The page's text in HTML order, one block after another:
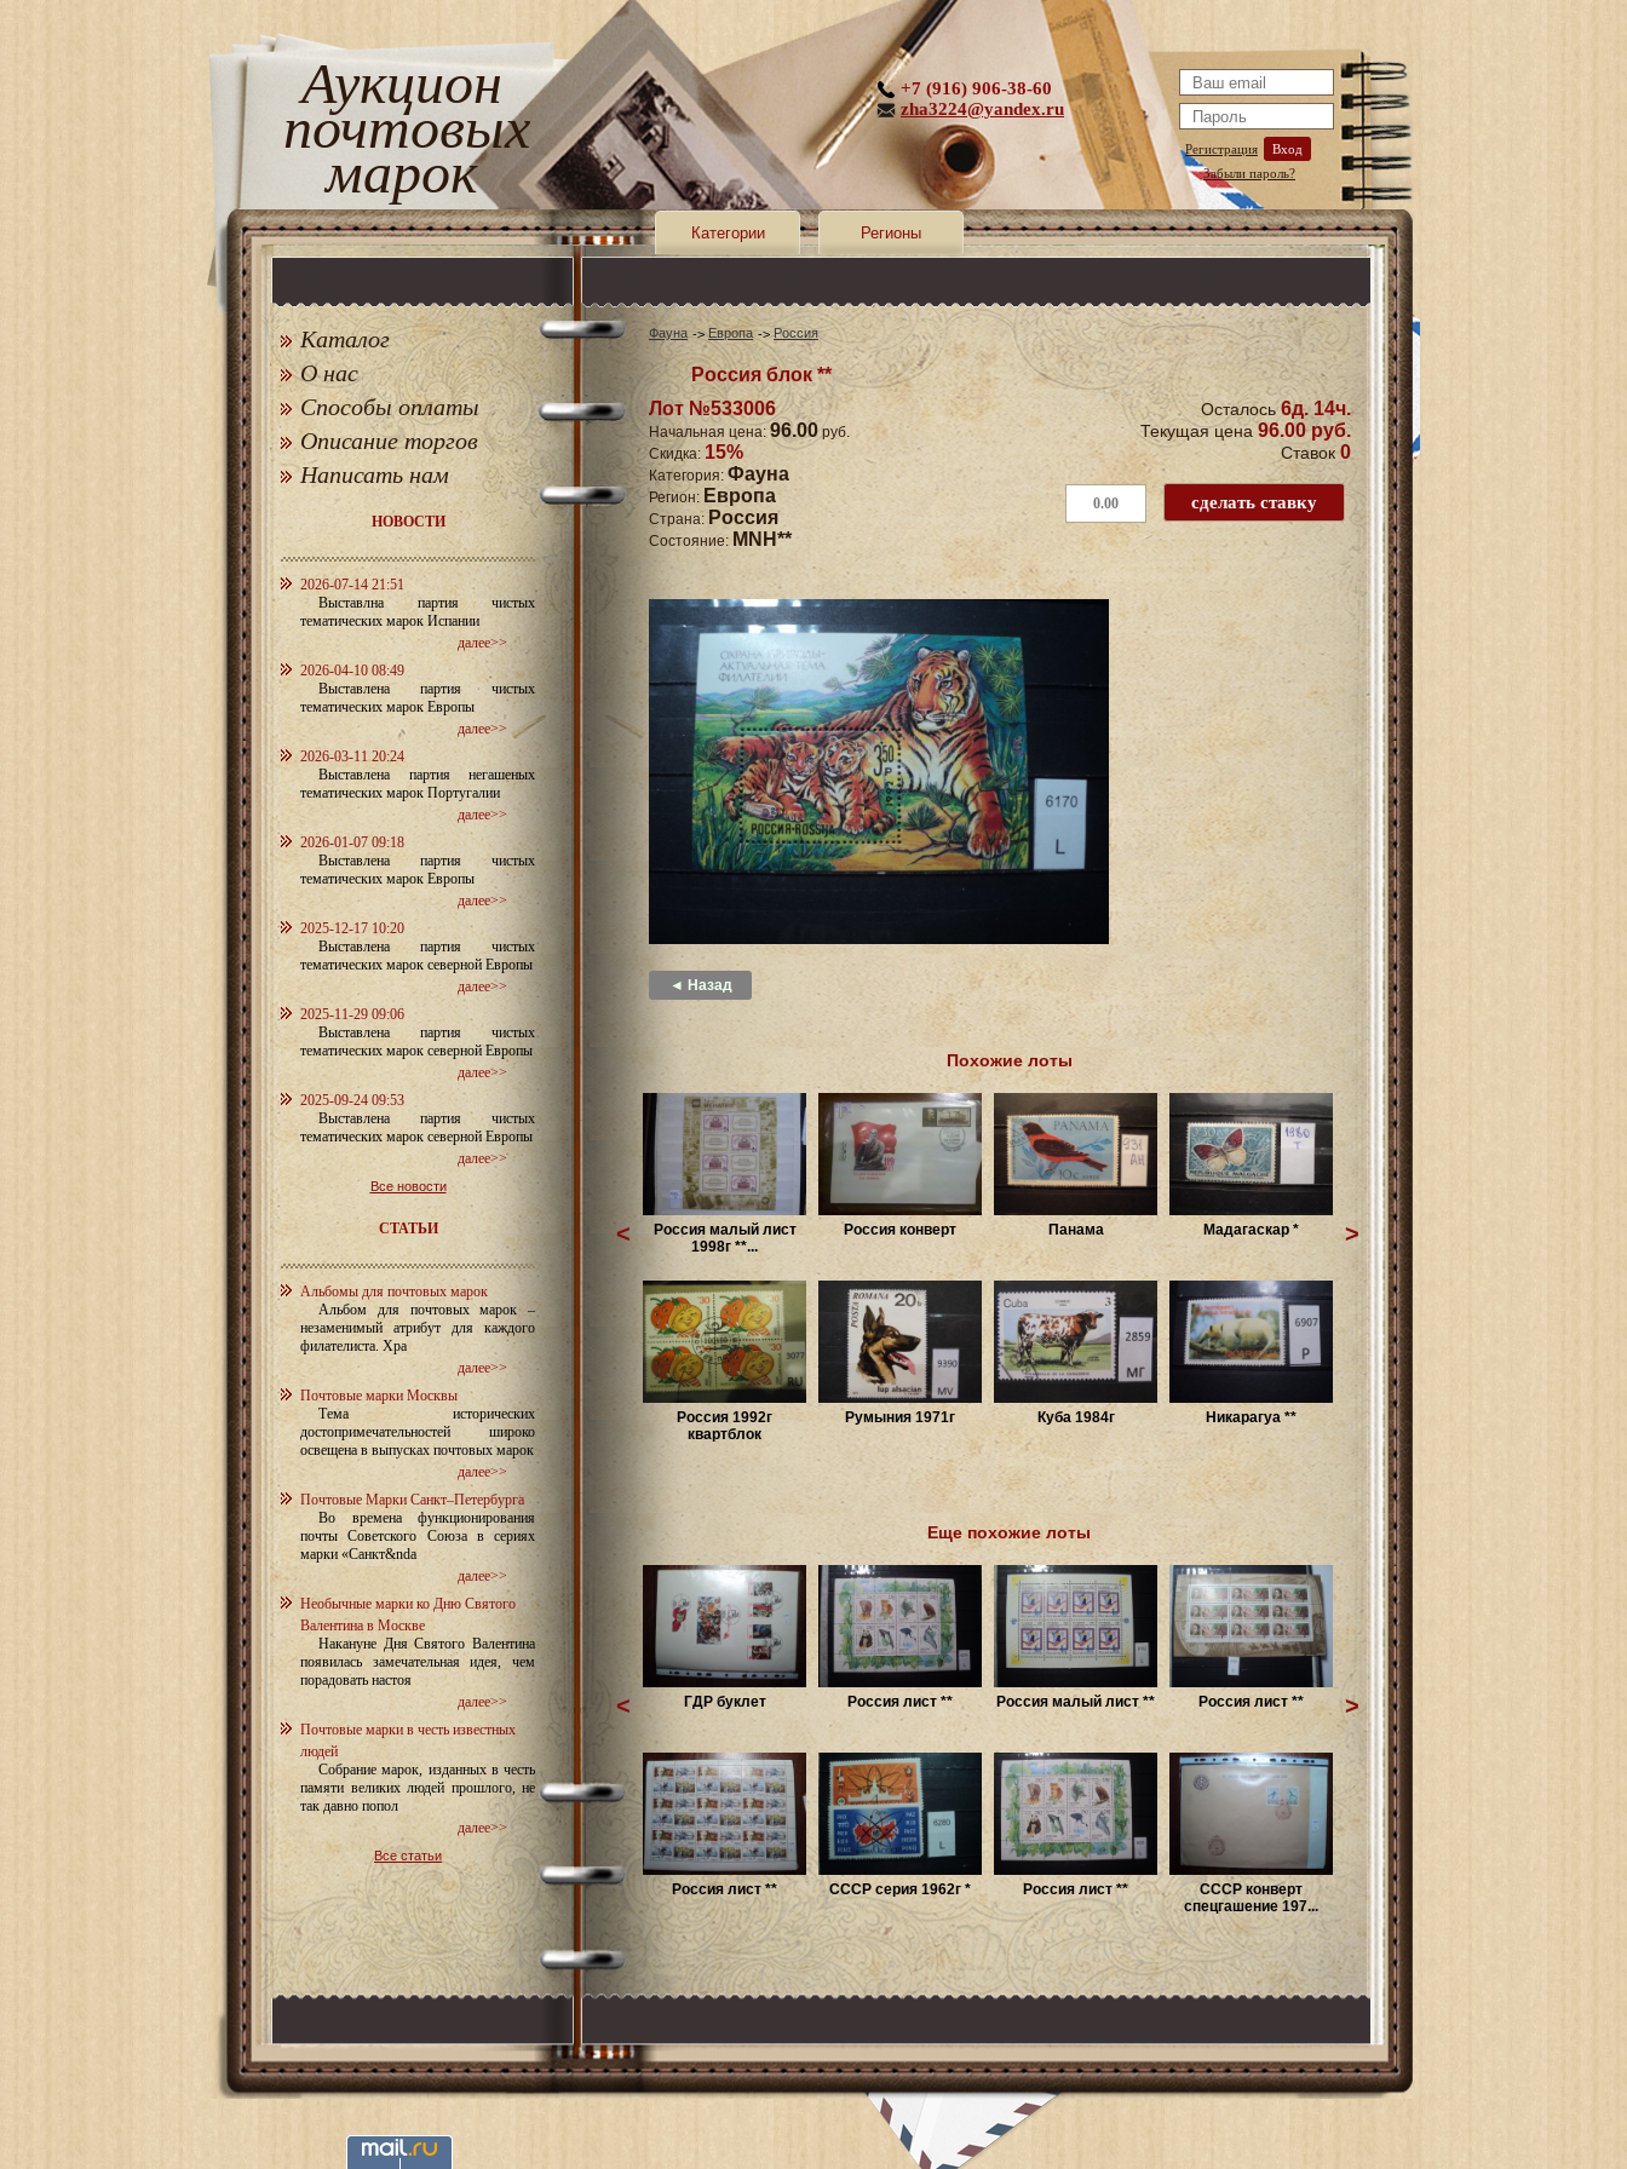
Аукцион
почтовых
марок Регистрация
Вход
Забыли пароль?
+7 (916) 906-38-60
zha3224@yandex.ru
Категории Регионы
Каталог
О нас
Способы оплаты
Описание торгов
Написать нам
НОВОСТИ
2026-07-14 21:51
Выставлна партия чистых
тематических марок Испании
далее>>
2026-04-10 08:49
Выставлена партия чистых
тематических марок Европы
далее>>
2026-03-11 20:24
Выставлена партия негашеных
тематических марок Португалии
далее>>
2026-01-07 09:18
Выставлена партия чистых
тематических марок Европы
далее>>
2025-12-17 10:20
Выставлена партия чистых
тематических марок северной Европы
далее>>
2025-11-29 09:06
Выставлена партия чистых
тематических марок северной Европы
далее>>
2025-09-24 09:53
Выставлена партия чистых
тематических марок северной Европы
далее>>
Все новости
СТАТЬИ
Альбомы для почтовых марок
Альбом для почтовых марок –
незаменимый атрибут для каждого
филателиста. Хра
далее>>
Почтовые марки Москвы
Тема исторических
достопримечательностей широко
освещена в выпусках почтовых марок
далее>>
Почтовые Марки Санкт–Петербурга
Во времена функционирования
почты Советского Союза в сериях
марки «Санкт&nda
далее>>
Необычные марки ко Дню Святого
Валентина в Москве
Накануне Дня Святого Валентина
появилась замечательная идея, чем
порадовать настоя
далее>>
Почтовые марки в честь известных
людей
Собрание марок, изданных в честь
памяти великих людей прошлого, не
так давно попол
далее>>
Все статьи
Фауна Европа Россия
Россия блок **
Лот №533006
Начальная цена: 96.00руб.
Скидка: 15%
Категория: Фауна
Регион: Европа
Страна: Россия
Состояние: MNH**
Осталось6д. 14ч.
Текущая цена 96.00 руб.
Ставок 0
◄ Назад
Похожие лоты
Россия малый лист
1998г **...
Россия конверт Панама Мадагаскар *
Россия 1992г
квартблок
Румыния 1971г Куба 1984г Никарагуа **
< >
Еще похожие лоты
ГДР буклет Россия лист ** Россия малый лист ** Россия лист **
Россия лист ** СССР серия 1962г * Россия лист **
СССР конверт
спецгашение 197...
< >